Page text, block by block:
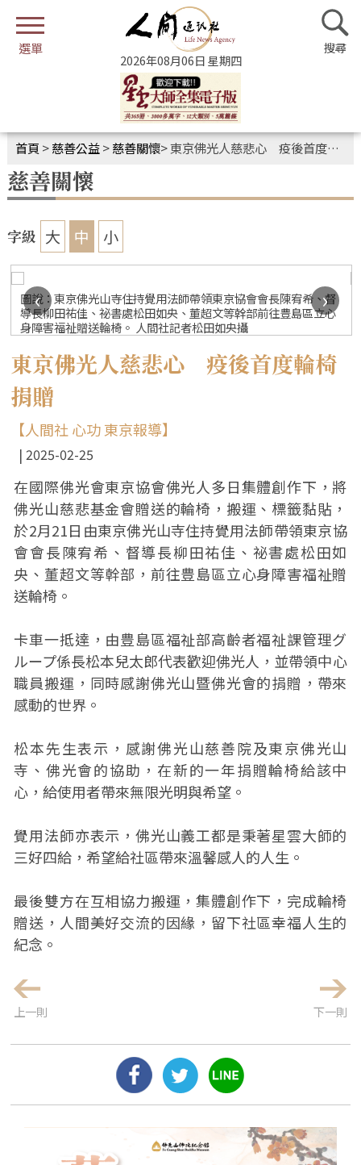
2026年08月06日 星期四
首頁 >慈善公益>慈善關懷>東京佛光人慈悲心 疫後首度輪椅捐贈
慈善關懷
字級 大 中 小
圖說：東京佛光山寺住持覺用法師帶領東京協會會長陳宥希、督
導長柳田祐佳、祕書處松田如央、董超文等幹部前往豊島區立心
身障害福祉贈送輪椅。 人間社記者松田如央攝
‹ ›
東京佛光人慈悲心 疫後首度輪椅
捐贈
【人間社 心功 東京報導】
2025-02-25
在國際佛光會東京協會佛光人多日集體創作下，將
佛光山慈悲基金會贈送的輪椅，搬運、標籤黏貼，
於2月21日由東京佛光山寺住持覺用法師帶領東京協
會會長陳宥希、督導長柳田祐佳、祕書處松田如
央、董超文等幹部，前往豊島區立心身障害福祉贈
送輪椅。
卡車一抵達，由豊島區福祉部高齡者福祉課管理グ
ループ係長松本兒太郎代表歡迎佛光人，並帶領中心
職員搬運，同時感謝佛光山暨佛光會的捐贈，帶來
感動的世界。
松本先生表示，感謝佛光山慈善院及東京佛光山
寺、佛光會的協助，在新的一年捐贈輪椅給該中
心，給使用者帶來無限光明與希望。
覺用法師亦表示，佛光山義工都是秉著星雲大師的
三好四給，希望給社區帶來溫馨感人的人生。
最後雙方在互相協力搬運，集體創作下，完成輪椅
贈送，人間美好交流的因緣，留下社區幸福人生的
紀念。
上一則 下一則